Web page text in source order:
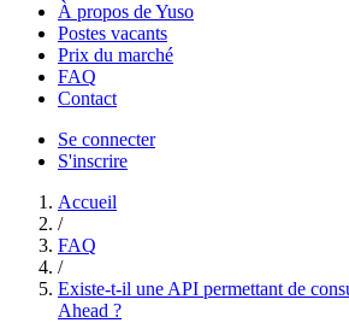
À propos de Yuso
Postes vacants
Prix du marché
FAQ
Contact
Se connecter
S'inscrire
Accueil
/
FAQ
/
Existe-t-il une API permettant de
Ahead ?